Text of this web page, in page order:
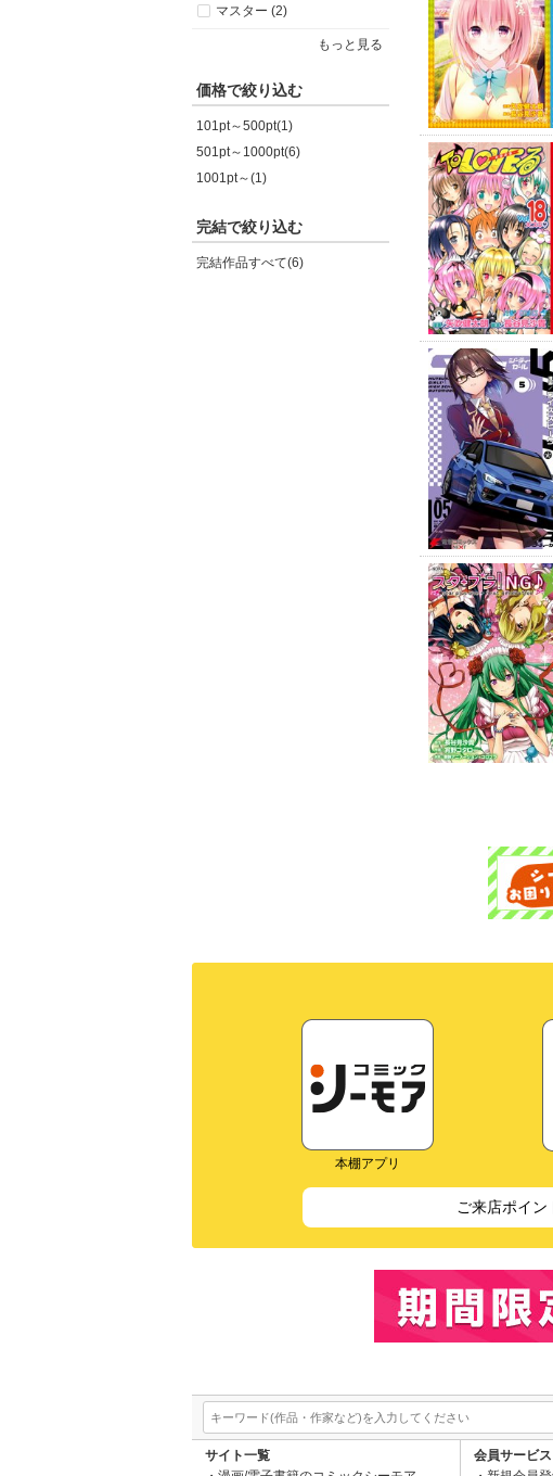
マスター (2)
もっと見る
価格で絞り込む
101pt～500pt(1)
501pt～1000pt(6)
1001pt～(1)
完結で絞り込む
完結作品すべて(6)
本棚アプリ
ご来店ポイン
サイト一覧
会員サービス